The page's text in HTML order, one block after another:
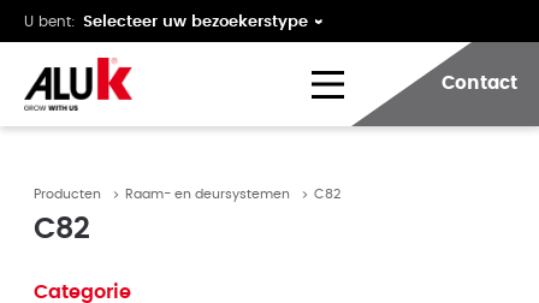
U bent:
Contact
Producten Raam- en deursystemen C82
C82
Categorie